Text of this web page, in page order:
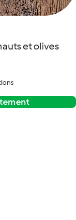
et olives